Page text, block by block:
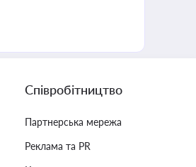
Співробітництво
Партнерська мережа
Реклама та PR